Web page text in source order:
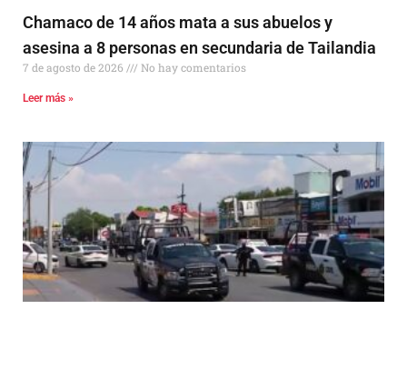
Chamaco de 14 años mata a sus abuelos y
asesina a 8 personas en secundaria de Tailandia
7 de agosto de 2026 No hay comentarios
Leer más »